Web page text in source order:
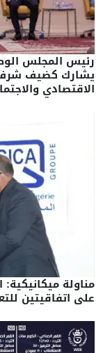
رئيس المجلس
يشارك كضيف شرف
الاقتصادي
مناولة
على اتفاقيتين